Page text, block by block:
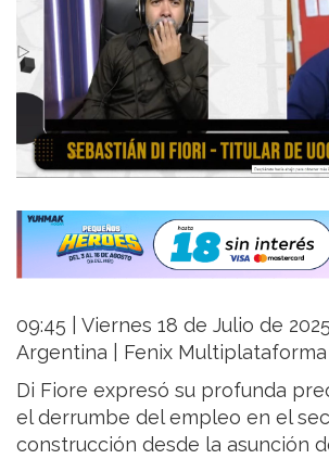
09:45 | Viernes 18 de Julio de
Argentina | Fenix Multiplataforma
Di Fiore expresó su profunda
el derrumbe del empleo en el
construcción desde la asunción